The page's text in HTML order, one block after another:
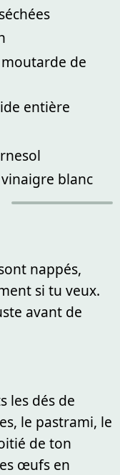
de
entière
blanc
nappés,
si tu veux.
avant de
les dés de
le pastrami, le
de ton
œufs en